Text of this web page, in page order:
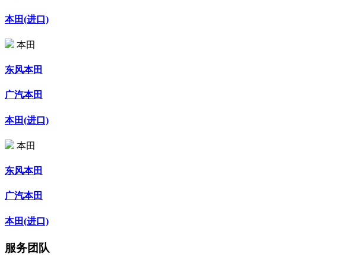
本田(进口)
本田
东风本田
广汽本田
本田(进口)
本田
东风本田
广汽本田
本田(进口)
服务团队